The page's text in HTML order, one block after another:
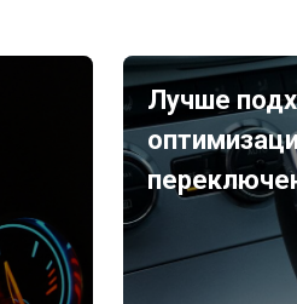
Лучше